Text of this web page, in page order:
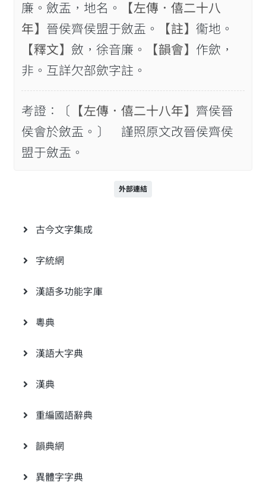
廉。斂盂，地名。
【左傳．僖二十八
年】 晉侯齊侯盟于斂盂。 【註】 衞地。
【釋文】 斂，徐音廉。 【韻會】 作歛，
非。互詳欠部歛字註。
考證：〔 【左傳．僖二十八年】 齊侯晉
侯會於斂盂。〕 謹照原文改晉侯齊侯
盟于斂盂。
外部連結
古今文字集成
字統網
漢語多功能字庫
粵典
漢語大字典
漢典
重編國語辭典
韻典網
異體字字典